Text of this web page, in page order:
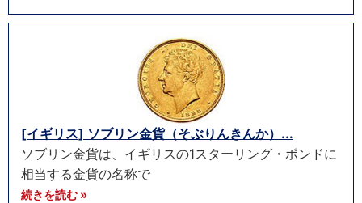
[イギリス] ソブリン金貨（そぶりんきんか）...
ソブリン金貨は、イギリスの1スターリング・ポンドに
相当する金貨の名称で
続きを読む »